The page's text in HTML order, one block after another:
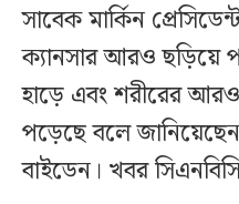
সাবেক মার্কিন
ক্যানসার আরও ছড়িয়ে
হাড়ে এবং শরীরের
পড়েছে বলে জানিয়েছেন
বাইডেন। খবর